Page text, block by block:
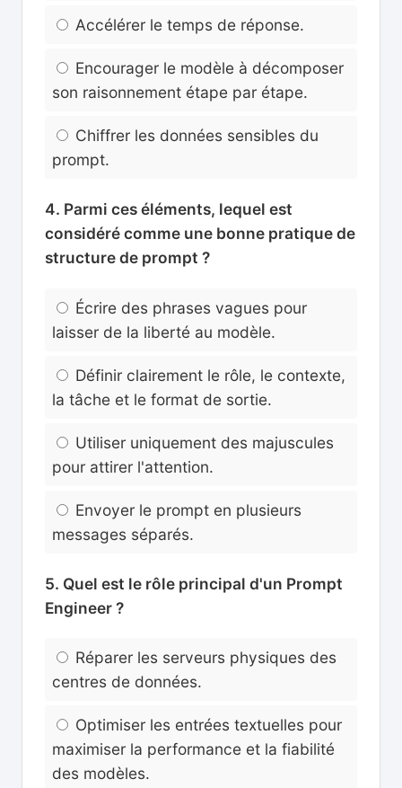
Accélérer le temps de réponse.
Encourager le modèle à décomposer
son raisonnement étape par étape.
Chiffrer les données sensibles du
prompt.
4. Parmi ces éléments, lequel est
considéré comme une bonne pratique de
structure de prompt ?
Écrire des phrases vagues pour
laisser de la liberté au modèle.
Définir clairement le rôle, le contexte,
la tâche et le format de sortie.
Utiliser uniquement des majuscules
pour attirer l'attention.
Envoyer le prompt en plusieurs
messages séparés.
5. Quel est le rôle principal d'un Prompt
Engineer ?
Réparer les serveurs physiques des
centres de données.
Optimiser les entrées textuelles pour
maximiser la performance et la fiabilité
des modèles.